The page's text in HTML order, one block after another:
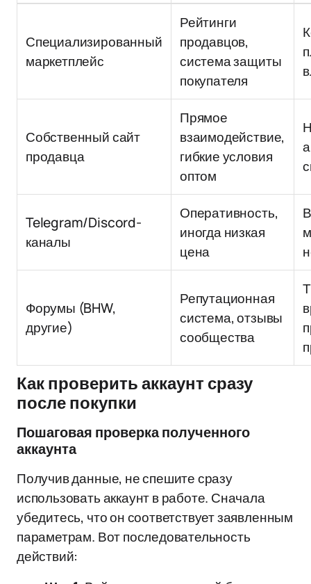
Специализированный
маркетплейс
Рейтинги
продавцов,
система защиты
покупателя
Собственный сайт
продавца
Прямое
взаимодействие,
гибкие условия
оптом
Telegram/Discord-
каналы
Оперативность,
иногда низкая
цена
Форумы (BHW,
другие)
Репутационная
система, отзывы
сообщества
Как проверить аккаунт сразу
после покупки
Пошаговая проверка полученного
аккаунта
Получив данные, не спешите сразу
использовать аккаунт в работе. Сначала
убедитесь, что он соответствует заявленным
параметрам. Вот последовательность
действий: